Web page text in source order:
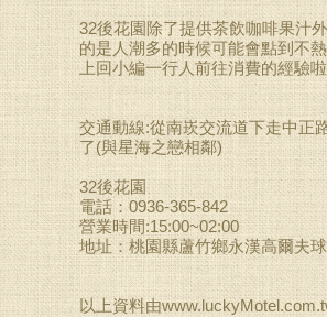
32後花園除了提供茶飲咖啡果汁
的是人潮多的時候可能會點到不
上回小編一行人前往消費的經驗
交通動線:從南崁交流道下走中正
了(與星海之戀相鄰)
32後花園
電話：0936-365-842
營業時間:15:00~02:00
地址：桃園縣蘆竹鄉永漢高爾夫
以上資料由